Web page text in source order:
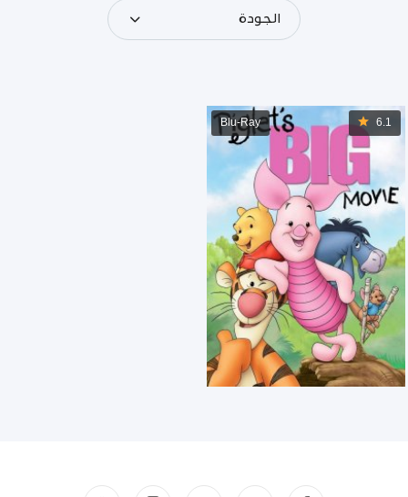
الجودة
6.1
Blu-Ray